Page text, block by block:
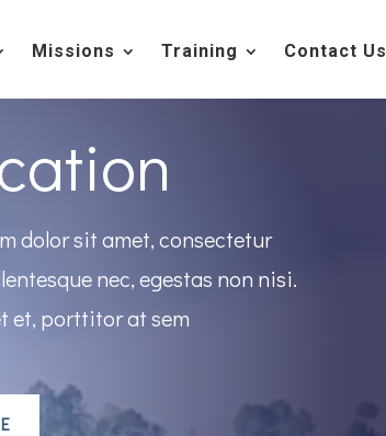
Missions Training Contact Us
dolor sit amet, consectetur
nec, egestas non nisi.
et, porttitor at sem